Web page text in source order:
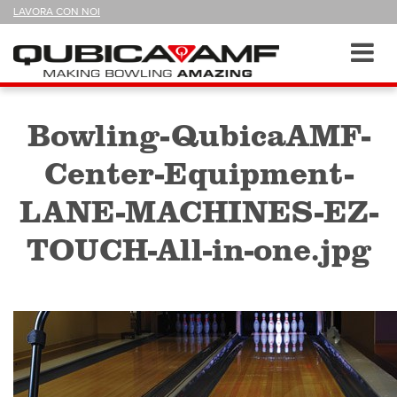
LAVORA CON NOI
SU
Sezioni
Bowling-QubicaAMF-
Center-Equipment-
LANE-MACHINES-EZ-
TOUCH-All-in-one.jpg